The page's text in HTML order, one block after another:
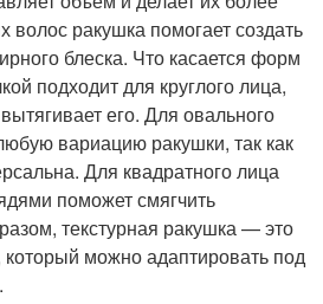
ракушка помогает создать
блеска. Что касается форм
подходит для круглого лица,
его. Для овального
вариацию ракушки, так как
Для квадратного лица
поможет смягчить
текстурная ракушка — это
можно адаптировать под